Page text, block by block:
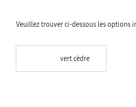
Veuillez trouver ci-dessous les options
vert cèdre